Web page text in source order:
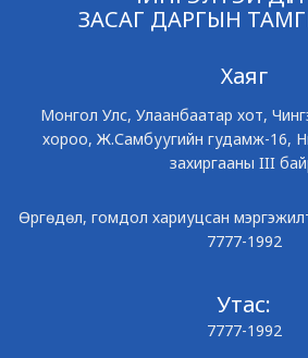
ЗАСАГ ДАРГЫН
Хаяг
Монгол Улс, Улаанбаатар хот,
хороо, Ж.Самбуугийн гудамж-16,
захиргааны III
Өргөдөл, гомдол хариуцсан
7777-1992
Утас:
7777-1992